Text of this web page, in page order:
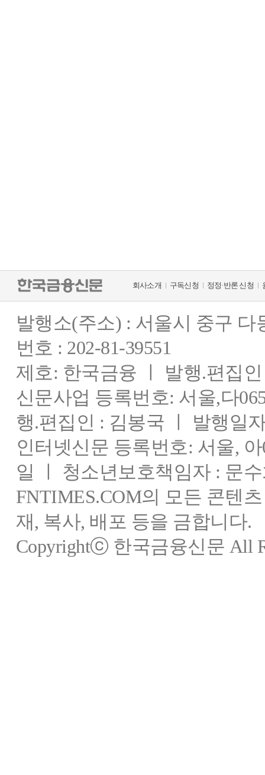
회사소개 구독신청 정정·반론 신청
발행소(주소) : 서울시 중구
번호 : 202-81-39551
제호: 한국금융 ㅣ 발행.편집
신문사업 등록번호: 서울,다
행.편집인 : 김봉국 ㅣ 발행일
인터넷신문 등록번호: 서울,
일 ㅣ 청소년보호책임자 : 문
FNTIMES.COM의 모든 콘텐
재, 복사, 배포 등을 금합니다.
Copyrightⓒ 한국금융신문 All